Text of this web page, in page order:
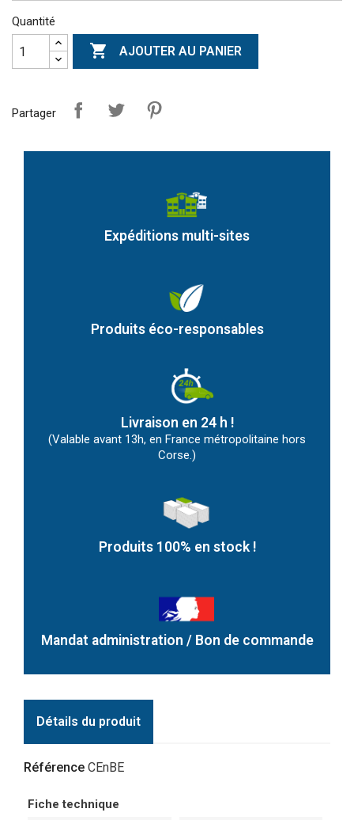
Quantité
 AJOUTER AU PANIER
Partager
Expéditions multi-sites
Produits éco-responsables
Livraison en 24 h !
(Valable avant 13h, en France métropolitaine hors
Corse.)
Produits 100% en stock !
Mandat administration / Bon de commande
Détails du produit
Référence CEnBE
Fiche technique